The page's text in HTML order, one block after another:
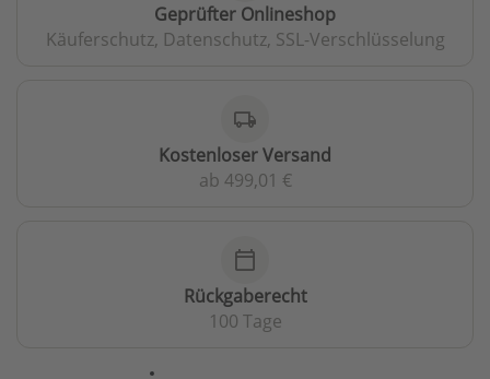
Geprüfter Onlineshop
Käuferschutz, Datenschutz, SSL-Verschlüsselung
local_shipping
Kostenloser Versand
ab 499,01 €
calendar_today
Rückgaberecht
100 Tage